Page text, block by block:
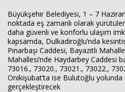
Büyükşehir Belediyesi, 1 – 7
noktada eş zamanlı olarak
daha güvenli ve konforlu ulaşım
kapsamda, Dulkadiroğlu’nda
Pınarbaşı Caddesi, Bayazıtlı
Mahallesi’nde Haydarbey Caddesi
73016., 73020., 73021., 73022.,
Onikişubat’ta ise Bulutoğlu yolunda
gerçekleştirecek